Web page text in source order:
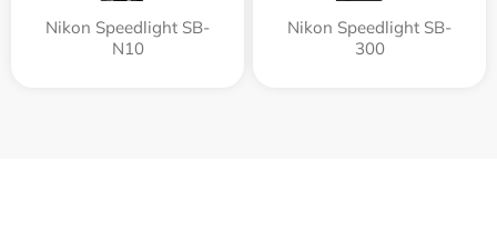
Nikon Speedlight SB-
N10
Nikon Speedlight SB-
300